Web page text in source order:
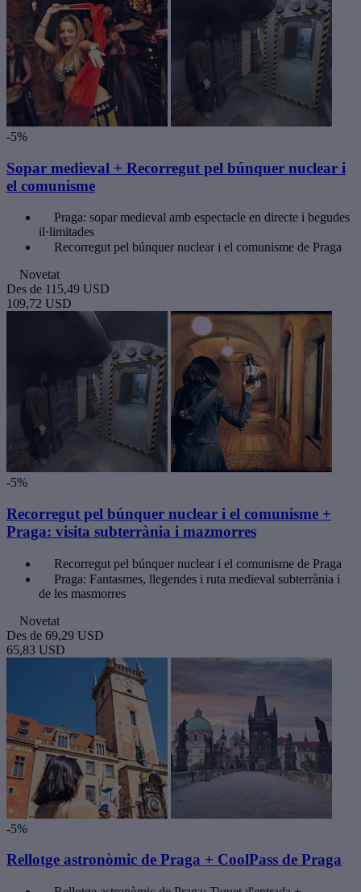
-5%
Sopar medieval + Recorregut pel búnquer nuclear i
el comunisme
Praga: sopar medieval amb espectacle en directe i begudes
il·limitades
Recorregut pel búnquer nuclear i el comunisme de Praga
Novetat
Des de 115,49 USD
109,72 USD
-5%
Recorregut pel búnquer nuclear i el comunisme +
Praga: visita subterrània i mazmorres
Recorregut pel búnquer nuclear i el comunisme de Praga
Praga: Fantasmes, llegendes i ruta medieval subterrània i
de les masmorres
Novetat
Des de 69,29 USD
65,83 USD
-5%
Rellotge astronòmic de Praga + CoolPass de Praga